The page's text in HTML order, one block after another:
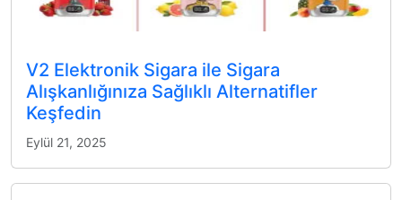
V2 Elektronik Sigara ile Sigara
Alışkanlığınıza Sağlıklı Alternatifler
Keşfedin
Eylül 21, 2025